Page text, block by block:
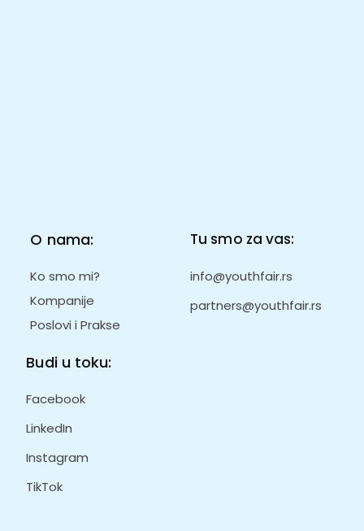
O nama:
Ko smo mi?
Kompanije
Poslovi i Prakse
Tu smo za vas:
info@youthfair.rs
partners@youthfair.rs
Budi u toku:
Facebook
LinkedIn
Instagram
TikTok